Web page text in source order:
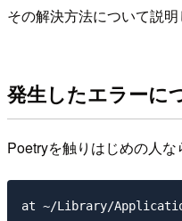
その解決方法について説明
発生したエラーに
Poetryを触りはじめの人な
at ~/Library/